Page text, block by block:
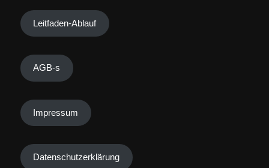
Leitfaden-Ablauf
AGB-s
Impressum
Datenschutzerklärung